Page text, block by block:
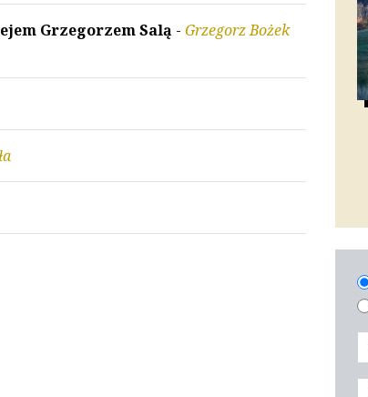
Grzegorzem Salą - Grzegorz Bożek